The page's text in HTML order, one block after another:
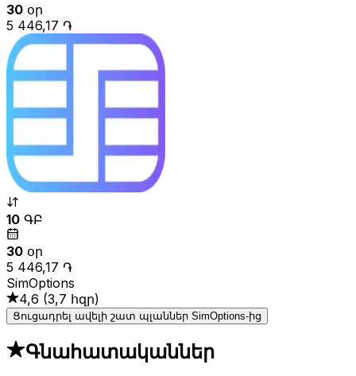
30 օր
5 446,17 ֏
10 ԳԲ
30 օր
5 446,17 ֏
SimOptions
4,6 (3,7 հզր)
Ցուցադրել ավելի շատ պլաններ SimOptions-ից
Գնահատականներ